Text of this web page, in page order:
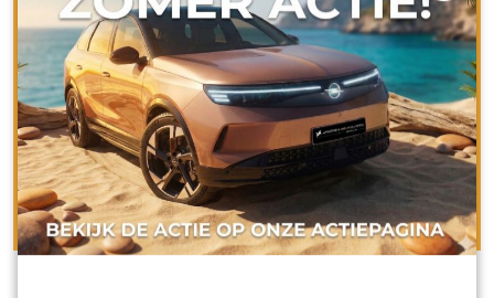
AUTO HUREN?
Janssen van Kouwen Auto Verhuur heeft een modern en
zeer divers wagenpark.
Bekijk het aanbod